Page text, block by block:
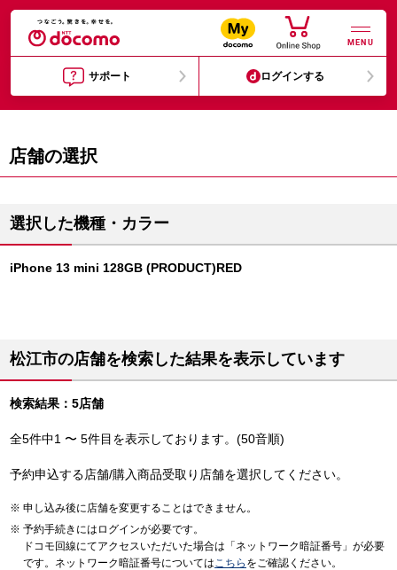
MENU
サポート ログインする
店舗の選択
選択した機種・カラー
iPhone 13 mini 128GB (PRODUCT)RED
松江市の店舗を検索した結果を表示しています
検索結果：5店舗
全5件中1 〜 5件目を表示しております。(50音順)
予約申込する店舗/購入商品受取り店舗を選択してください。
申し込み後に店舗を変更することはできません。
予約手続きにはログインが必要です。
ドコモ回線にてアクセスいただいた場合は「ネットワーク暗証番号」が必要
です。ネットワーク暗証番号についてはこちら をご確認ください。